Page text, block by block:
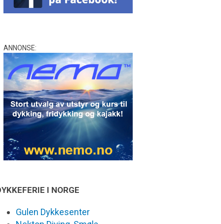
ANNONSE:
I NORGE
Gulen Dykkesenter